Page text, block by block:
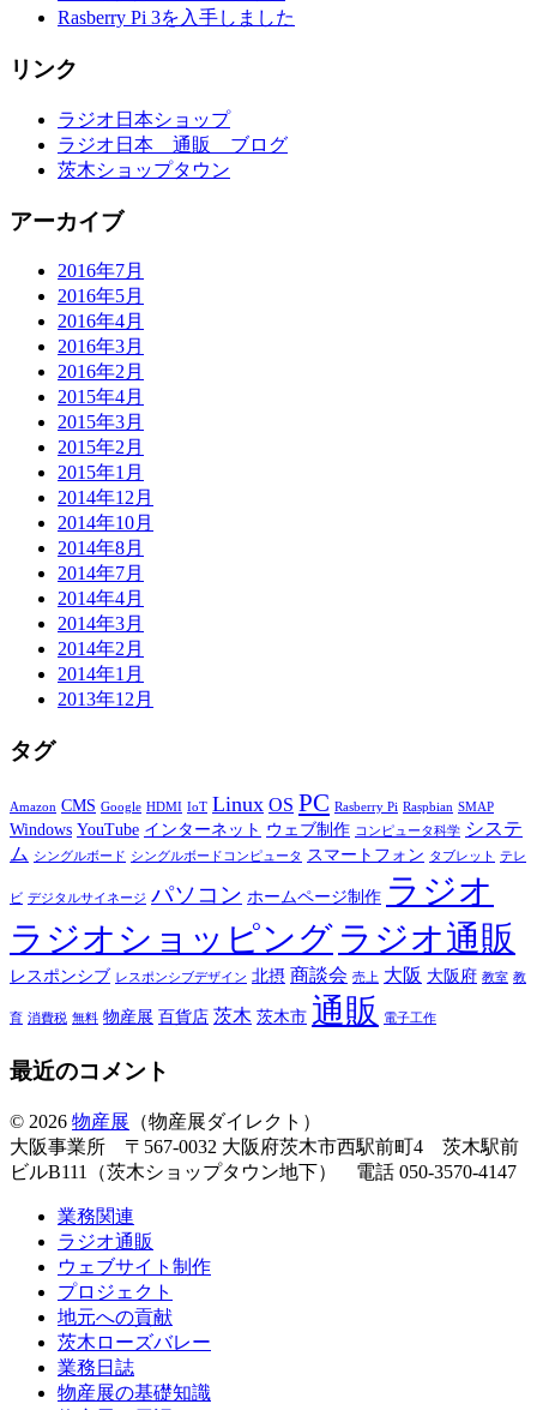
Rasberry Pi 3を入手しました
リンク
ラジオ日本ショップ
ラジオ日本 通販 ブログ
茨木ショップタウン
アーカイブ
2016年7月
2016年5月
2016年4月
2016年3月
2016年2月
2015年4月
2015年3月
2015年2月
2015年1月
2014年12月
2014年10月
2014年8月
2014年7月
2014年4月
2014年3月
2014年2月
2014年1月
2013年12月
タグ
Amazon CMS Google HDMI IoT Linux OS PC Rasberry Pi Raspbian SMAP
Windows YouTube インターネット ウェブ制作 コンピュータ科学 システ
ム
シングルボード シングルボードコンピュータ スマートフォン タブレット テレ
ビ デジタルサイネージ パソコン ホームページ制作 ラジオ
ラジオショッピング ラジオ通販
レスポンシブ レスポンシブデザイン 北摂 商談会 売上 大阪 大阪府 教室 教
育 消費税 無料 物産展 百貨店 茨木 茨木市 通販 電子工作
最近のコメント
© 2026 物産展 （物産展ダイレクト）
大阪事業所 〒567-0032 大阪府茨木市西駅前町4 茨木駅前
ビルB111（茨木ショップタウン地下） 電話 050-3570-4147
業務関連
ラジオ通販
ウェブサイト制作
プロジェクト
地元への貢献
茨木ローズバレー
業務日誌
物産展の基礎知識